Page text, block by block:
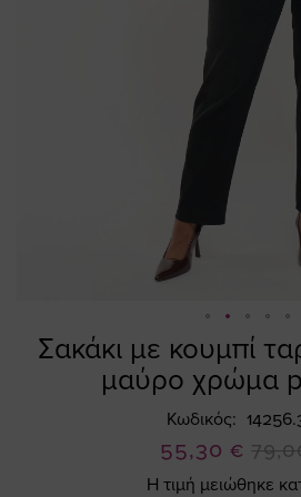
Σακάκι με κουμπί
μαύρο χρώμα
Κωδικός
Ειδική
Τιμή
55,30 €
Η τιμή μειώθηκε
Skip